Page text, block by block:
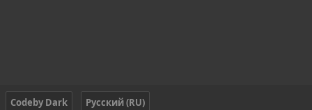
Codeby Dark
Русский (RU)